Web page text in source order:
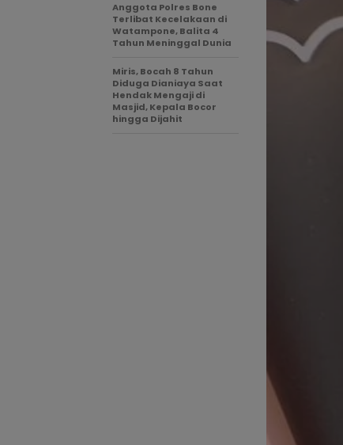
Anggota Polres Bone
Terlibat Kecelakaan di
Watampone, Balita 4
Tahun Meninggal Dunia
Miris, Bocah 8 Tahun
Diduga Dianiaya Saat
Hendak Mengaji di
Masjid, Kepala Bocor
hingga Dijahit